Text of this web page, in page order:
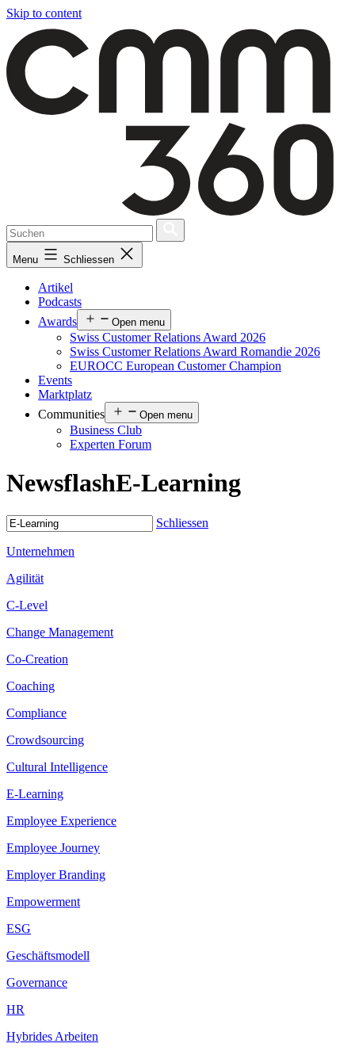
Skip to content
Menu Schliessen
Artikel
Podcasts
Awards
Open menu
Swiss Customer Relations Award 2026
Swiss Customer Relations Award Romandie 2026
EUROCC European Customer Champion
Events
Marktplatz
Communities
Open menu
Business Club
Experten Forum
NewsflashE-Learning
Schliessen
Unternehmen
Agilität
C-Level
Change Management
Co-Creation
Coaching
Compliance
Crowdsourcing
Cultural Intelligence
E-Learning
Employee Experience
Employee Journey
Employer Branding
Empowerment
ESG
Geschäftsmodell
Governance
HR
Hybrides Arbeiten